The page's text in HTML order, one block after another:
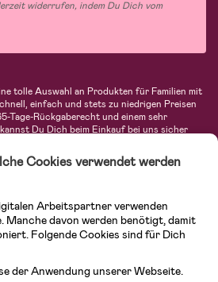
widerrufen, indem Du Dich vom
tolle Auswahl an Produkten für Familien mit
einfach und stets zu niedrigen Preisen
Tage-Rückgaberecht und einem sehr
Du Dich beim Einkauf bei uns sicher
Produkte für Mütter und eine Menge
Spielsachen, Babyprodukte und
von bekannten Herstellern wie Britax, Maxi-
und vielen mehr. Schau Dich um in
für Kinder & Babys. Willkommen!
Cookies verwendet werden
Arbeitspartner verwenden
Manche davon werden benötigt, damit
Folgende Cookies sind für Dich
der Anwendung unserer Webseite.